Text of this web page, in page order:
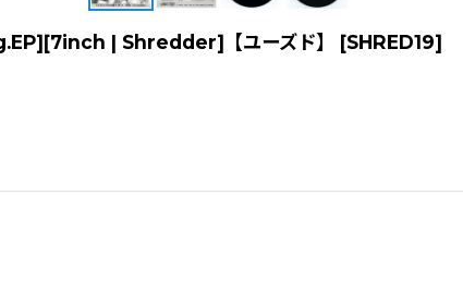
| Shredder]【ユーズド】 [SHRED19]